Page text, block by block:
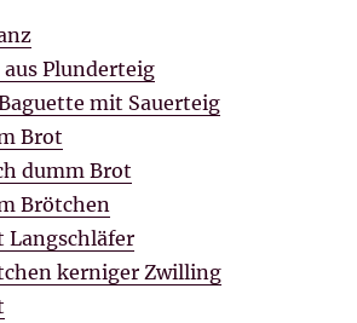
Plunderteig
mit Sauerteig
Brot
dumm Brot
Brötchen
Langschläfer
kerniger Zwilling